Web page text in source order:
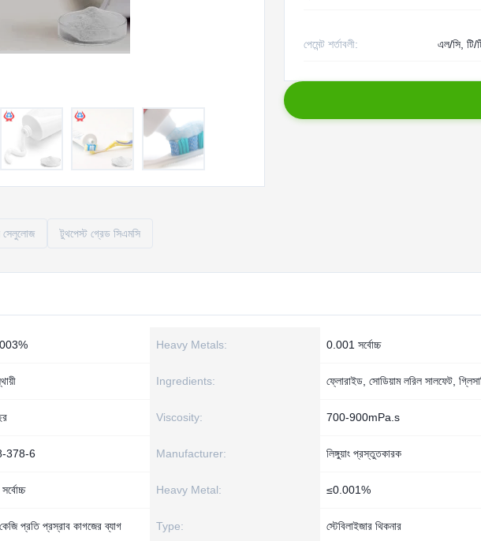
পেমেন্ট শর্তাবলী: এল/সি, টি/
সেলুলোজ টুথপেস্ট গ্রেড সিএমসি
Heavy Metals: 0.001 সর্বোচ্চ
Ingredients: ফ্লোরাইড, সোডিয়াম লরিল সালফেট,
Viscosity: 700-900mPa.s
378-6 Manufacturer: লিঙ্গুয়াং প্রস্তুতকারক
Heavy Metal: ≤0.001%
প্রতি প্রস্রাব কাগজের ব্যাগ Type: স্টেবিলাইজার থিকনার